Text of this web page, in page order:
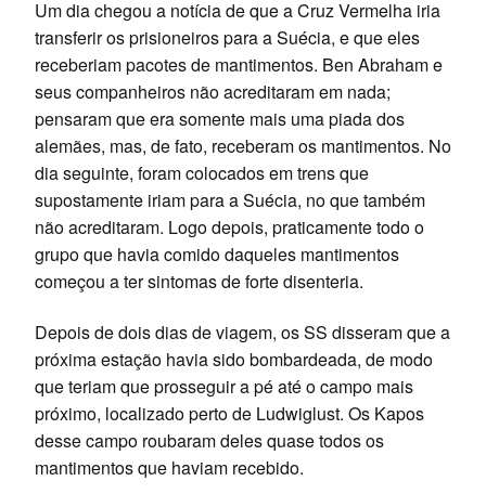
Um dia chegou a notícia de que a Cruz Vermelha iria
transferir os prisioneiros para a Suécia, e que eles
receberiam pacotes de mantimentos. Ben Abraham e
seus companheiros não acreditaram em nada;
pensaram que era somente mais uma piada dos
alemães, mas, de fato, receberam os mantimentos. No
dia seguinte, foram colocados em trens que
supostamente iriam para a Suécia, no que também
não acreditaram. Logo depois, praticamente todo o
grupo que havia comido daqueles mantimentos
começou a ter sintomas de forte disenteria.
Depois de dois dias de viagem, os SS disseram que a
próxima estação havia sido bombardeada, de modo
que teriam que prosseguir a pé até o campo mais
próximo, localizado perto de Ludwiglust. Os Kapos
desse campo roubaram deles quase todos os
mantimentos que haviam recebido.